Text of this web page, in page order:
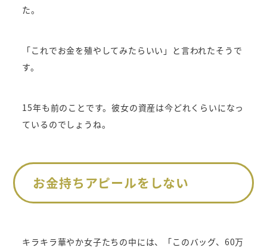
た。
「これでお金を殖やしてみたらいい」と言われたそうで
す。
15年も前のことです。彼女の資産は今どれくらいになっ
ているのでしょうね。
お金持ちアピールをしない
キラキラ華やか女子たちの中には、「このバッグ、60万